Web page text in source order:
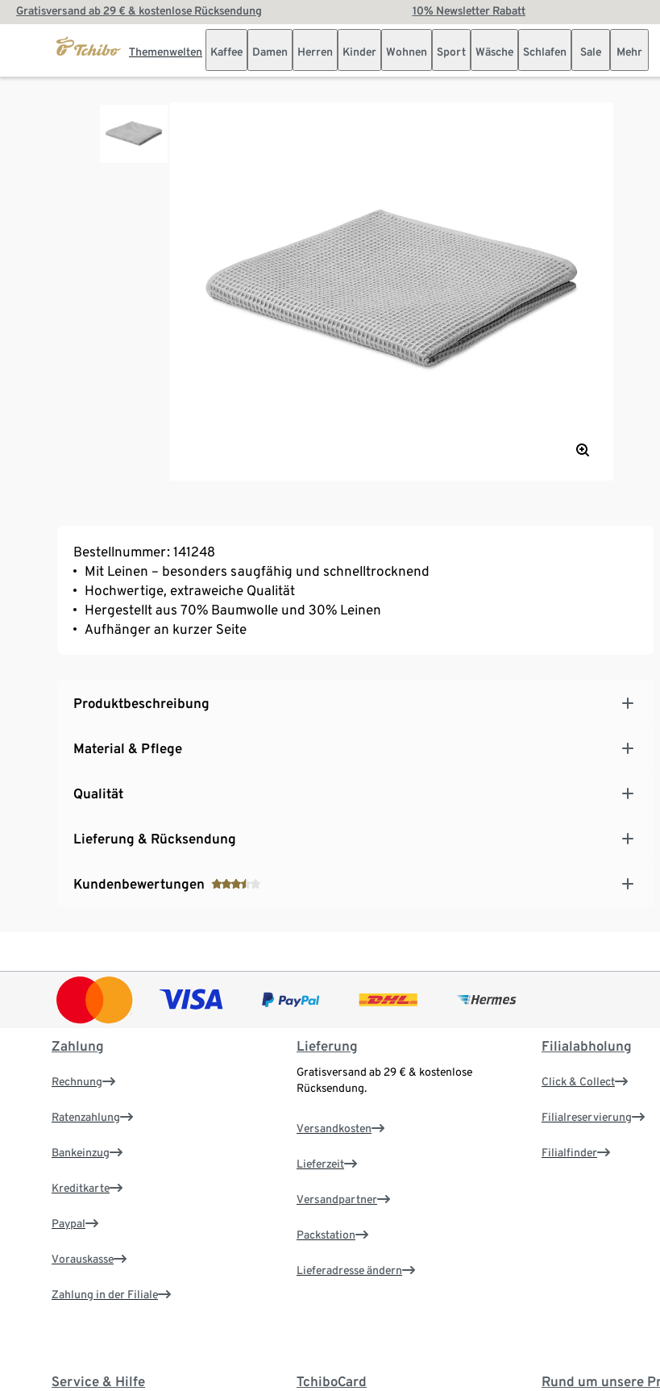
Gratisversand ab 29 € & kostenlose Rücksendung 10% Newsletter Rabatt
Themenwelten Kaffee Damen Herren Kinder Wohnen Sport Wäsche Schlafen Sale Mehr
Bestellnummer: 141248
Mit Leinen – besonders saugfähig und schnelltrocknend
Hochwertige, extraweiche Qualität
Hergestellt aus 70% Baumwolle und 30% Leinen
Aufhänger an kurzer Seite
Produktbeschreibung
Material & Pflege
Qualität
Lieferung & Rücksendung
Kundenbewertungen
Zahlung
Rechnung
Ratenzahlung
Bankeinzug
Kreditkarte
Paypal
Vorauskasse
Zahlung in der Filiale
Lieferung
Gratisversand ab 29 € & kostenlose
Rücksendung.
Versandkosten
Lieferzeit
Versandpartner
Packstation
Lieferadresse ändern
Filialabholung
Click & Collect
Filialreservierung
Filialfinder
Service & Hilfe TchiboCard Rund um unsere